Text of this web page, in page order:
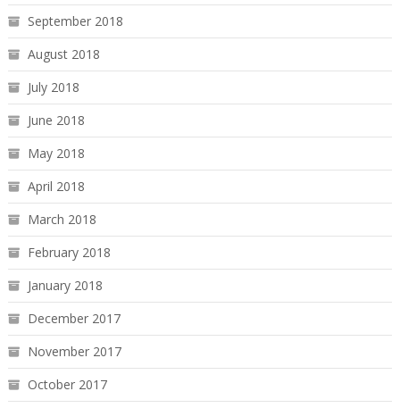
September 2018
August 2018
July 2018
June 2018
May 2018
April 2018
March 2018
February 2018
January 2018
December 2017
November 2017
October 2017